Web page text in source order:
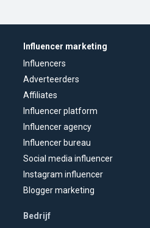
Influencer marketing
Influencers
Adverteerders
Affiliates
Influencer platform
Influencer agency
Influencer bureau
Social media influencer
Instagram influencer
Blogger marketing
Bedrijf